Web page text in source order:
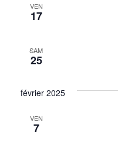
VEN
17
SAM
25
février 2025
VEN
7